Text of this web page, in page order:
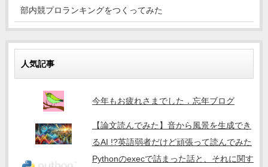
部内競プロランキングをつくってみた
人気記事
今年もお疲れさまでした．忘年ブログ
【論文読んでみた】音から風景を生成でき
るAI !?英語弱者だけど頑張って読んでみた
Pythonのexecで詰まった話と、それに関す